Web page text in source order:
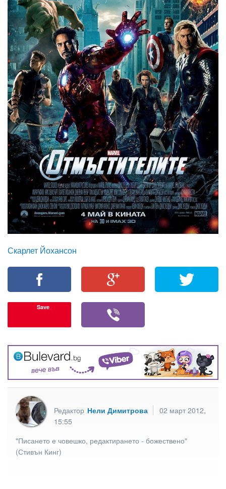
Скарлет Йохансон
Save
Редактор Нели Димитрова
02 март 2012,
15:55
"Писането е човешко, редактирането - божествено"
(Стивън Кинг)